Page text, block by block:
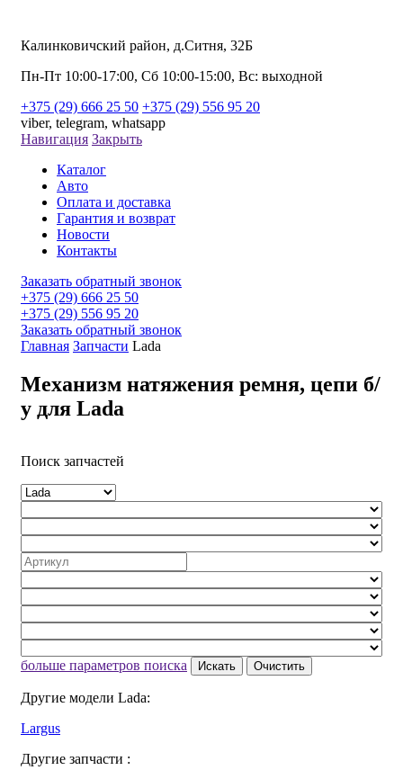
Калинковичский район, д.Ситня, 32Б
Пн-Пт 10:00-17:00, Сб 10:00-15:00, Вс: выходной
+375 (29) 666 25 50 +375 (29) 556 95 20
viber, telegram, whatsapp
Навигация Закрыть
Каталог
Авто
Оплата и доставка
Гарантия и возврат
Новости
Контакты
Заказать обратный звонок
+375 (29) 666 25 50
+375 (29) 556 95 20
Заказать обратный звонок
Главная Запчасти Lada
Механизм натяжения ремня, цепи б/
у для Lada
Поиск запчастей
больше параметров поиска Искать Очистить
Другие модели Lada:
Largus
Другие запчасти :